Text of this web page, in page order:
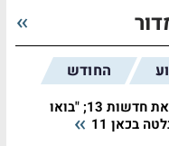
החודש
ערוץ 14 עקף את חדשות 13; "בואו
בכאן 11